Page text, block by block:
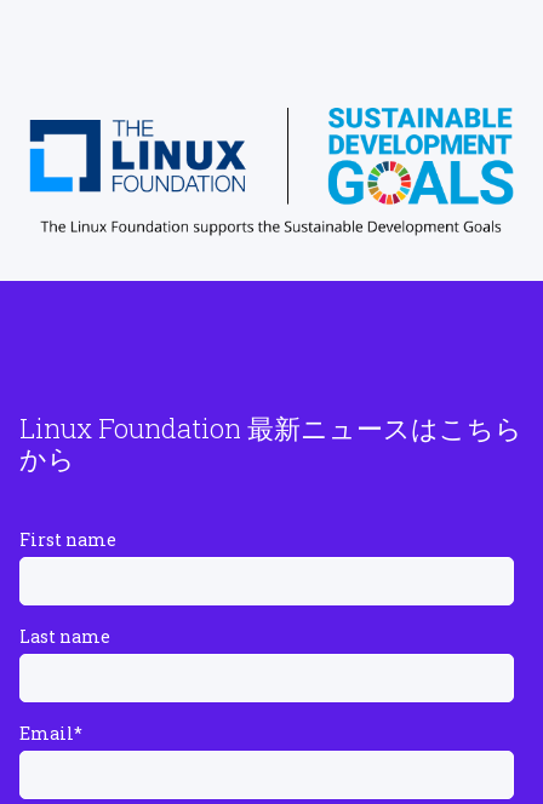
Linux Foundation 最新ニュースはこちら
から
First name
Last name
Email*